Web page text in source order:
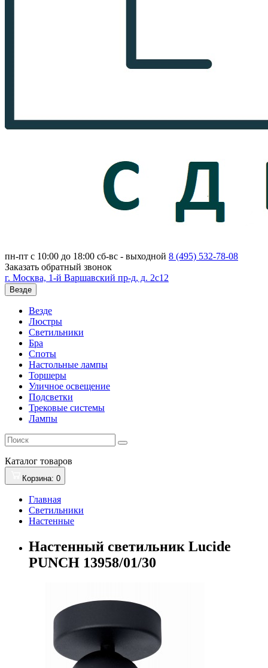
пн-пт с 10:00 до 18:00 сб-вс - выходной 8 (495) 532-78-08
Заказать обратный звонок
г. Москва, 1-й Варшавский пр-д, д. 2с12
Везде
Везде
Люстры
Светильники
Бра
Споты
Настольные лампы
Торшеры
Уличное освещение
Подсветки
Трековые системы
Лампы
Каталог товаров
Корзина: 0
Главная
Светильники
Настенные
Настенный светильник Lucide
PUNCH 13958/01/30